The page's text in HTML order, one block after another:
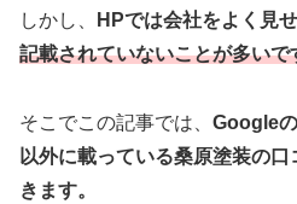
しかし、 HPでは会社をよく見
記載されていないことが多いで
そこでこの記事では、 Google
以外に載っている桑原塗装の
きます。